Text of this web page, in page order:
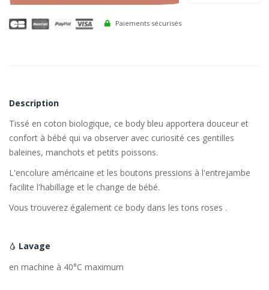
Paiements sécurisés
Description
Tissé en coton biologique, ce body bleu apportera douceur et
confort à bébé qui va observer avec curiosité ces gentilles
baleines, manchots et petits poissons.
L'encolure américaine et les boutons pressions à l'entrejambe
facilite l'habillage et le change de bébé.
Vous trouverez également ce body dans les tons roses .
Lavage
en machine à 40°C maximum